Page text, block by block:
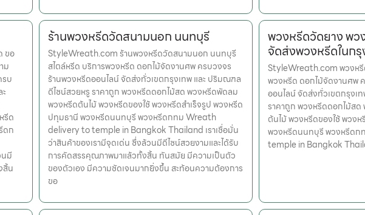
ขอ
ม
บ
รีด
ดก
นมี
สิ้น
ร้านพวงหรีดวัดสนามนอก นนทบุรี
StyleWreath.com ร้านพวงหรีดวัดสนามนอก นนทบุรี
สไตล์หรีด บริการพวงหรีด ดอกไม้จัดงานศพ ครบวงจร
ร้านพวงหรีดออนไลน์ จัดส่งทั่วเขตกรุงเทพ และ ปริมณฑล
ดีไซน์สวยหรู ราคาถูก พวงหรีดดอกไม้สด พวงหรีดพัดลม
พวงหรีดต้นไม้ พวงหรีดของใช้ พวงหรีดสำเร็จรูป พวงหรีด
ปทุมธานี พวงหรีดนนทบุรี พวงหรีดกทม Wreath
delivery to temple in Bangkok Thailand เราเชื่อมั่น
ว่าสินค้าของเรามีจุดเด่น ซึ่งล้วนมีดีไซน์สวยงามและได้รับ
การคัดสรรคุณภาพมาแล้วทั้งสิ้น ทันสมัย มีความเป็นตัว
ของตัวเอง มีความชัดเจนมากยิ่งขึ้น สะท้อนความต้องการ
ขอ
พวงหรีดวัดยาง พว
จัดส่งพวงหรีดในก
StyleWreath.com พวงหรี
พวงหรีด ดอกไม้จัดงานศพ
ออนไลน์ จัดส่งทั่วเขตกรุงเ
ราคาถูก พวงหรีดดอกไม้ส
ต้นไม้ พวงหรีดของใช้ พวง
พวงหรีดนนทบุรี พวงหรีด
temple in Bangkok